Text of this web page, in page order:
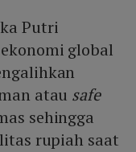
Putri
global
atau safe
sehingga
rupiah saat